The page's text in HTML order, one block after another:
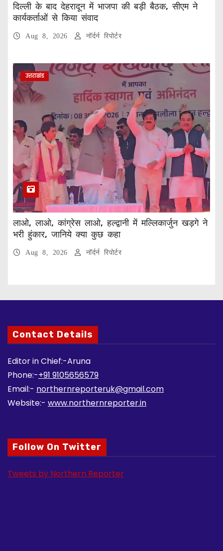
दिल्ली के बाद देहरादून में भाजपा की बड़ी बैठक, सीएम ने
कार्यकर्ताओं से किया संवाद
Aug 8, 2026 नॉर्दर्न रिपोर्टर
उत्तराखंड
लाओ, लाओ, कांग्रेस लाओ, हल्द्वानी में मल्लिकार्जुन खड़गे ने
भरी हुंकार, जानिये क्या कुछ कहा
Aug 8, 2026 नॉर्दर्न रिपोर्टर
Contact Details
Editor in Chief:-Aruna
Phone:-+91 9105656579
Email:- northernreporteruk@gmail.com
Website:- www.northernreporter.in
Follow On Twitter
Tweets by Northern Reporter